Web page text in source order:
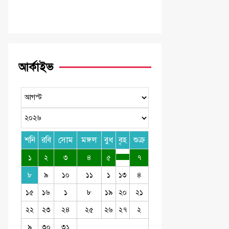
আর্কাইভ
শনি রবি সোম মঙ্গল বুধ বৃহ শুক্র
১ ২ ৩ ৪ ৫
৭
৮
৯ ১০ ১১ ১ ১৩
৪
১৫
১৬ ১ ৮ ১৯ ২০
২১
২২
২৩ ২৪ ২৫ ২৬ ২৭
২
৯
৩০ ৩১